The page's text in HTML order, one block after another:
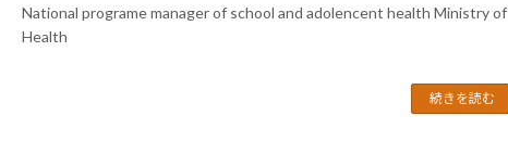
National programe manager of school and adolencent health Ministry of
Health
続きを読む